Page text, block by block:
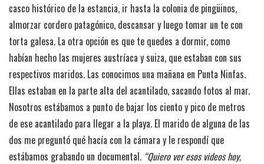
casco histórico de la estancia, ir hasta la colonia de pingüinos,
almorzar cordero patagónico, descansar y luego tomar un te con
torta galesa. La otra opción es que te quedes a dormir, como
habían hecho las mujeres austríaca y suiza, que estaban con sus
respectivos maridos. Las conocimos una mañana en Punta Ninfas.
Ellas estaban en la parte alta del acantilado, sacando fotos al mar.
Nosotros estábamos a punto de bajar los ciento y pico de metros
de ese acantilado para llegar a la playa. El marido de alguna de las
dos me preguntó qué hacía con la cámara y le respondí que
estábamos grabando un documental. “Quiero ver esos videos hoy,